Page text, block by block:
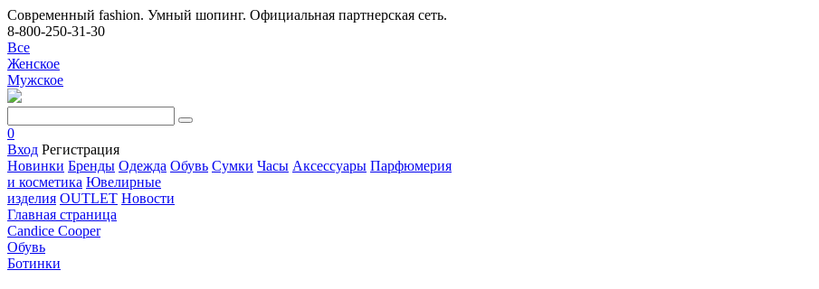
Современный fashion. Умный шопинг. Официальная партнерская сеть.
8-800-250-31-30
Все
Женское
Мужское
0
Вход Регистрация
Новинки Бренды Одежда Обувь Сумки Часы Аксессуары Парфюмерия
и косметика Ювелирные
изделия OUTLET Новости
Главная страница
Candice Cooper
Обувь
Ботинки